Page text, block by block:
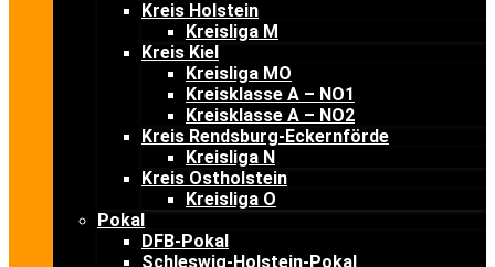
Kreis Holstein
Kreisliga M
Kreis Kiel
Kreisliga MO
Kreisklasse A – NO1
Kreisklasse A – NO2
Kreis Rendsburg-Eckernförde
Kreisliga N
Kreis Ostholstein
Kreisliga O
Pokal
DFB-Pokal
Schleswig-Holstein-Pokal